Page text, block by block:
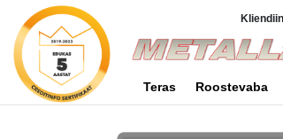
Teras Roostevaba